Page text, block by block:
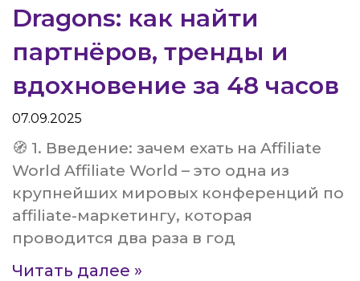
Dragons: как найти
партнёров, тренды и
вдохновение за 48 часов
07.09.2025
🧭 1. Введение: зачем ехать на Affiliate
World Affiliate World – это одна из
крупнейших мировых конференций по
affiliate-маркетингу, которая
проводится два раза в год
Читать далее »